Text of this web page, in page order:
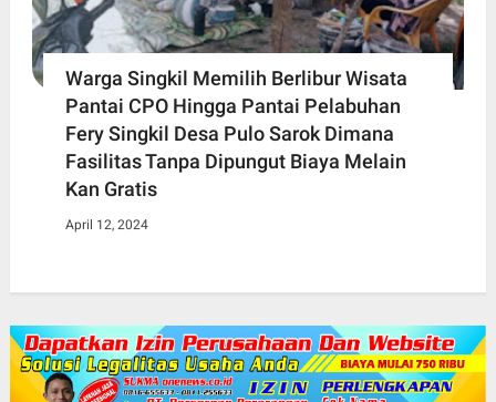
Warga Singkil Memilih Berlibur Wisata
Pantai CPO Hingga Pantai Pelabuhan
Fery Singkil Desa Pulo Sarok Dimana
Fasilitas Tanpa Dipungut Biaya Melain
Kan Gratis
April 12, 2024